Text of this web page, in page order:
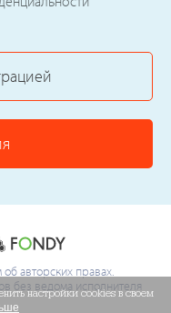
авторских правах.
без ведома исполнителя
настройки cookies в своем